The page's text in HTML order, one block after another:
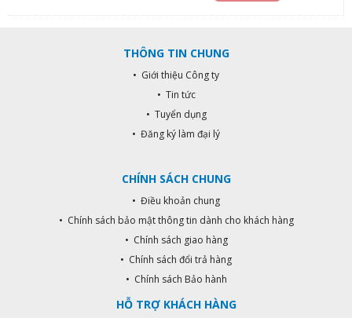
THÔNG TIN CHUNG
• Giới thiệu Công ty
• Tin tức
• Tuyển dụng
• Đăng ký làm đại lý
CHÍNH SÁCH CHUNG
• Điều khoản chung
• Chính sách bảo mật thông tin dành cho khách hàng
• Chính sách giao hàng
• Chính sách đổi trả hàng
• Chính sách Bảo hành
HỖ TRỢ KHÁCH HÀNG